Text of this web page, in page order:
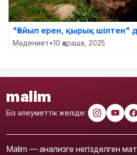
"Ғайып ерен, қырық шілтен"
Мәдениет•10 қараша, 2025
malim
Біз әлеуметтік желіде:
Malim — анализге негізделген